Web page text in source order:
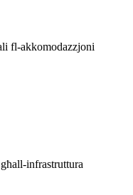
fl-akkomodazzjoni
infrastruttura